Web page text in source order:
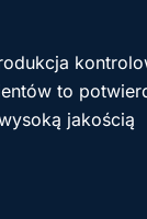
to
jakością